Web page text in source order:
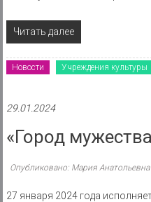
Читать далее
Новости Учреждения культуры
29.01.2024
«Город
Опубликовано: Мария
27 января 2024 года